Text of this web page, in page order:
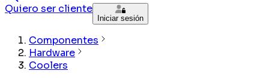
Quiero ser cliente
Iniciar sesión
Componentes
Hardware
Coolers